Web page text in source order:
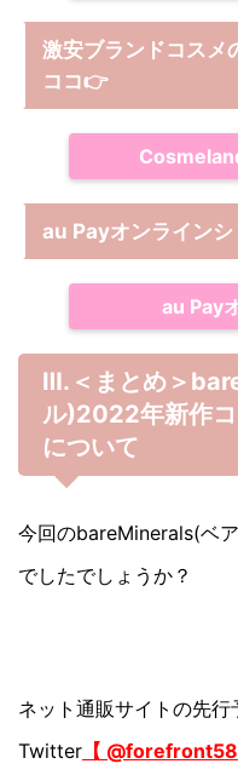
激安ブランドコス
ココ👉
au Payオンラインシ
au Pay
Ⅲ.＜まとめ＞
ル)2022年新作
について
今回のbareMinerals(ベ
でしたでしょうか？
ネット通販サイトの先
Twitter 【